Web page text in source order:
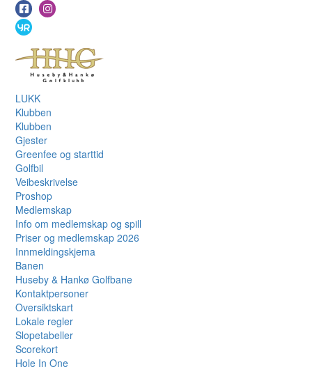
LUKK
Klubben
Klubben
Gjester
Greenfee og starttid
Golfbil
Veibeskrivelse
Proshop
Medlemskap
Info om medlemskap og spill
Priser og medlemskap 2026
Innmeldingskjema
Banen
Huseby & Hankø Golfbane
Kontaktpersoner
Oversiktskart
Lokale regler
Slopetabeller
Scorekort
Hole In One